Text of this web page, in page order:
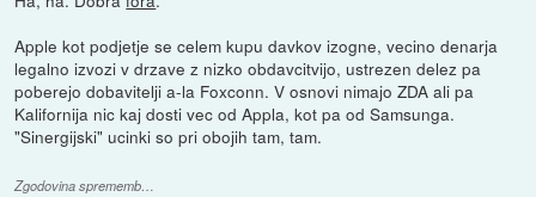
Apple kot podjetje se celem kupu davkov izogne, vecino denarja
legalno izvozi v drzave z nizko obdavcitvijo, ustrezen delez pa
poberejo dobavitelji a-la Foxconn. V osnovi nimajo ZDA ali pa
Kalifornija nic kaj dosti vec od Appla, kot pa od Samsunga.
"Sinergijski" ucinki so pri obojih tam, tam.
Zgodovina sprememb…